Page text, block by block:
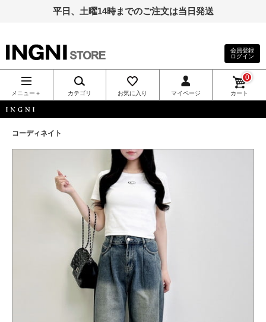
平日、土曜14時までのご注文は当日発送
INGNI（イン
グ）公式通
販｜INGNI
STORE
会員登録
ログイン
メニュー＋ カテゴリ お気に入り マイページ カート
0
コーディネイト